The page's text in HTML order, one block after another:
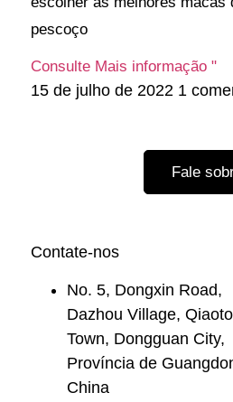
pescoço
Consulte Mais informação "
15 de julho de 2022 1
Fale
Contate-nos
No. 5, Dongxin Road,
Dazhou Village,
Town, Dongguan City,
Província de
China